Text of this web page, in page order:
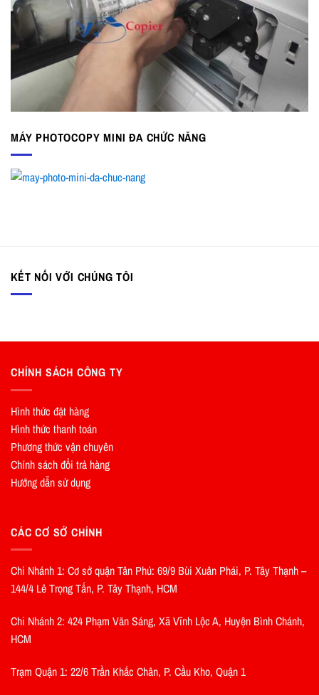
MÁY PHOTOCOPY MINI ĐA CHỨC NĂNG
KẾT NỐI VỚI CHÚNG TÔI
CHÍNH SÁCH CÔNG TY
Hình thức đặt hàng
Hình thức thanh toán
Phương thức vận chuyên
Chính sách đổi trả hàng
Hướng dẫn sử dụng
CÁC CƠ SỞ CHÍNH
Chi Nhánh 1: Cơ sở quận Tân Phú: 69/9 Bùi Xuân Phái, P. Tây Thạnh –
144/4 Lê Trọng Tấn, P. Tây Thạnh, HCM
Chi Nhánh 2: 424 Phạm Văn Sáng, Xã Vĩnh Lộc A, Huyện Bình Chánh,
HCM
Trạm Quận 1: 22/6 Trần Khắc Chân, P. Cầu Kho, Quận 1